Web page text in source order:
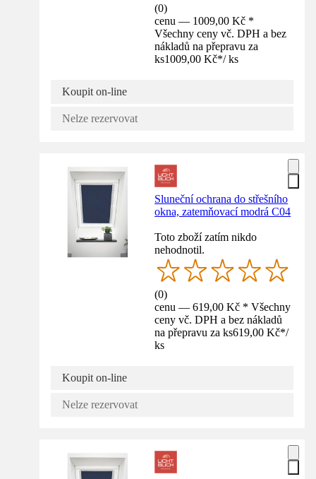
(0)
cenu — 1009,00 Kč *
Všechny ceny vč. DPH a bez
nákladů na přepravu za
ks1009,00 Kč*/ ks
Koupit on-line
Nelze rezervovat
Sluneční ochrana do střešního
okna, zatemňovací modrá C04
Toto zboží zatím nikdo
nehodnotil.
(0)
cenu — 619,00 Kč * Všechny
ceny vč. DPH a bez nákladů
na přepravu za ks619,00 Kč*/
ks
Koupit on-line
Nelze rezervovat